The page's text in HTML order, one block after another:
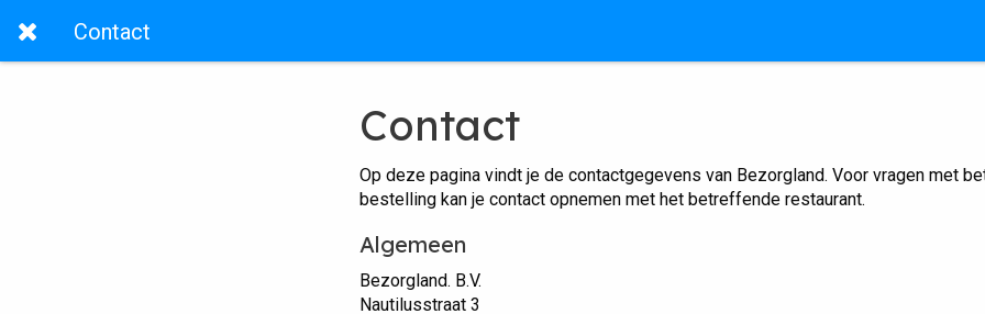
Contact
Contact
Op deze pagina vindt je de contactgegevens van Bezorgland. Voor vragen met
bestelling kan je contact opnemen met het betreffende restaurant.
Algemeen
Bezorgland. B.V.
Nautilusstraat 3